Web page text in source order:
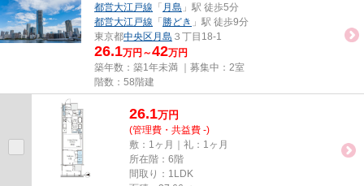
都営大江戸線 「 月島 」駅 徒歩5分
都営大江戸線 「 勝どき 」駅 徒歩9分
東京都中央区 月島 ３丁目18-1
26.1万円～42万円
築年数：築1年未満 ｜募集中： 2室
階数：58階建
26.1万円
(管理費・共益費 -)
敷：1ヶ月｜礼：1ヶ月
所在階：6階
間取り：1LDK